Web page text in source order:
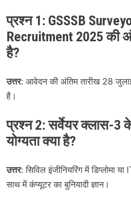
प्रश्न 1: GSSSB
Recruitment 2025 की
है?
उत्तर: आवेदन की अंतिम तारीख 28
है।
प्रश्न 2: सर्वेयर क्लास-3
योग्यता क्या है?
उत्तर: सिविल इंजीनियरिंग में डिप्लोमा
साथ में कंप्यूटर का बुनियादी ज्ञान।